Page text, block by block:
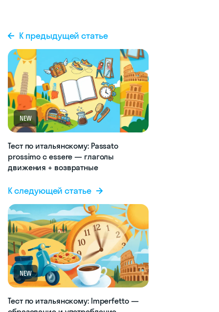
К предыдущей статье
NEW
Тест по итальянскому: Passato
prossimo с essere — глаголы
движения + возвратные
К следующей статье
NEW
Тест по итальянскому: Imperfetto —